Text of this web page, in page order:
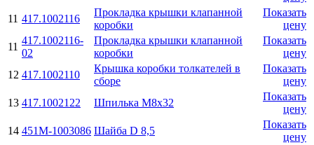
11 417.1002116
Прокладка крышки клапанной
коробки
Показать
цену
11
417.1002116-
02
Прокладка крышки клапанной
коробки
Показать
цену
12 417.1002110
Крышка коробки толкателей в
сборе
Показать
цену
13 417.1002122 Шпилька М8х32
Показать
цену
14 451М-1003086 Шайба D 8,5
Показать
цену